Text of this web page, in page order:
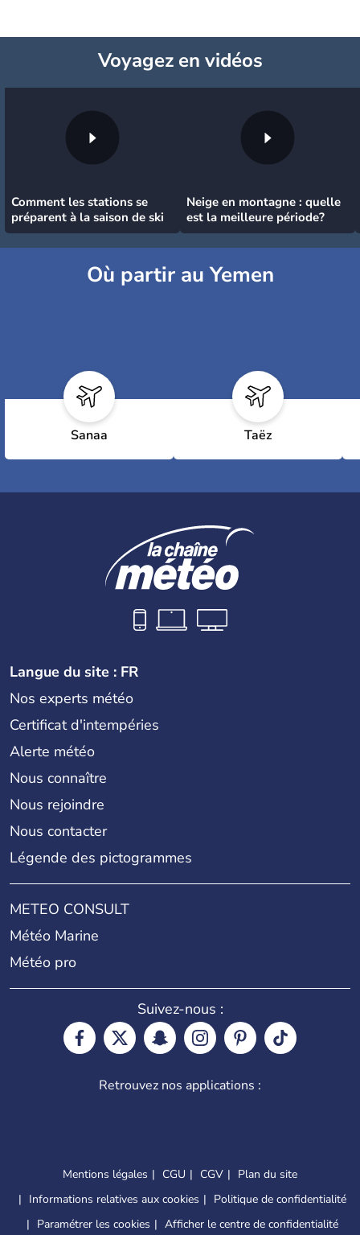
Voyagezen vidéos
Comment les stations se
préparent à la saison de ski
Neige en montagne : quelle
est la meilleure période?
Où partir au Yemen
Sanaa Taëz
Langue du site : FR
Nos experts météo
Certificat d'intempéries
Alerte météo
Nous connaître
Nous rejoindre
Nous contacter
Légende des pictogrammes
METEO CONSULT
Météo Marine
Météo pro
Suivez-nous :
Retrouvez nos applications :
Mentions légales CGU CGV
Plan du site
Informations relatives aux cookies
Politique de confidentialité
Paramétrer les cookies
Afficher le centre de confidentialité